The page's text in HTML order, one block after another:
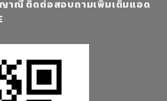
าณี ติดต่อสอบถามเพิ่มเติมแอด